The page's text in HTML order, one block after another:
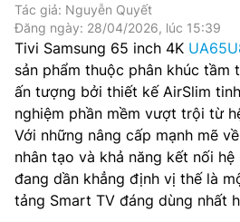
Tác giả: Nguyễn Quyết
Đăng ngày: 28/04/2026, lúc 15:39
Tivi Samsung 65 inch 4K
sản phẩm thuộc phân khúc tầm
ấn tượng bởi thiết kế AirSlim
nghiệm phần mềm vượt trội từ
Với những nâng cấp mạnh mẽ
nhân tạo và khả năng kết nối
đang dần khẳng định vị thế là
tảng Smart TV đáng dùng nhất